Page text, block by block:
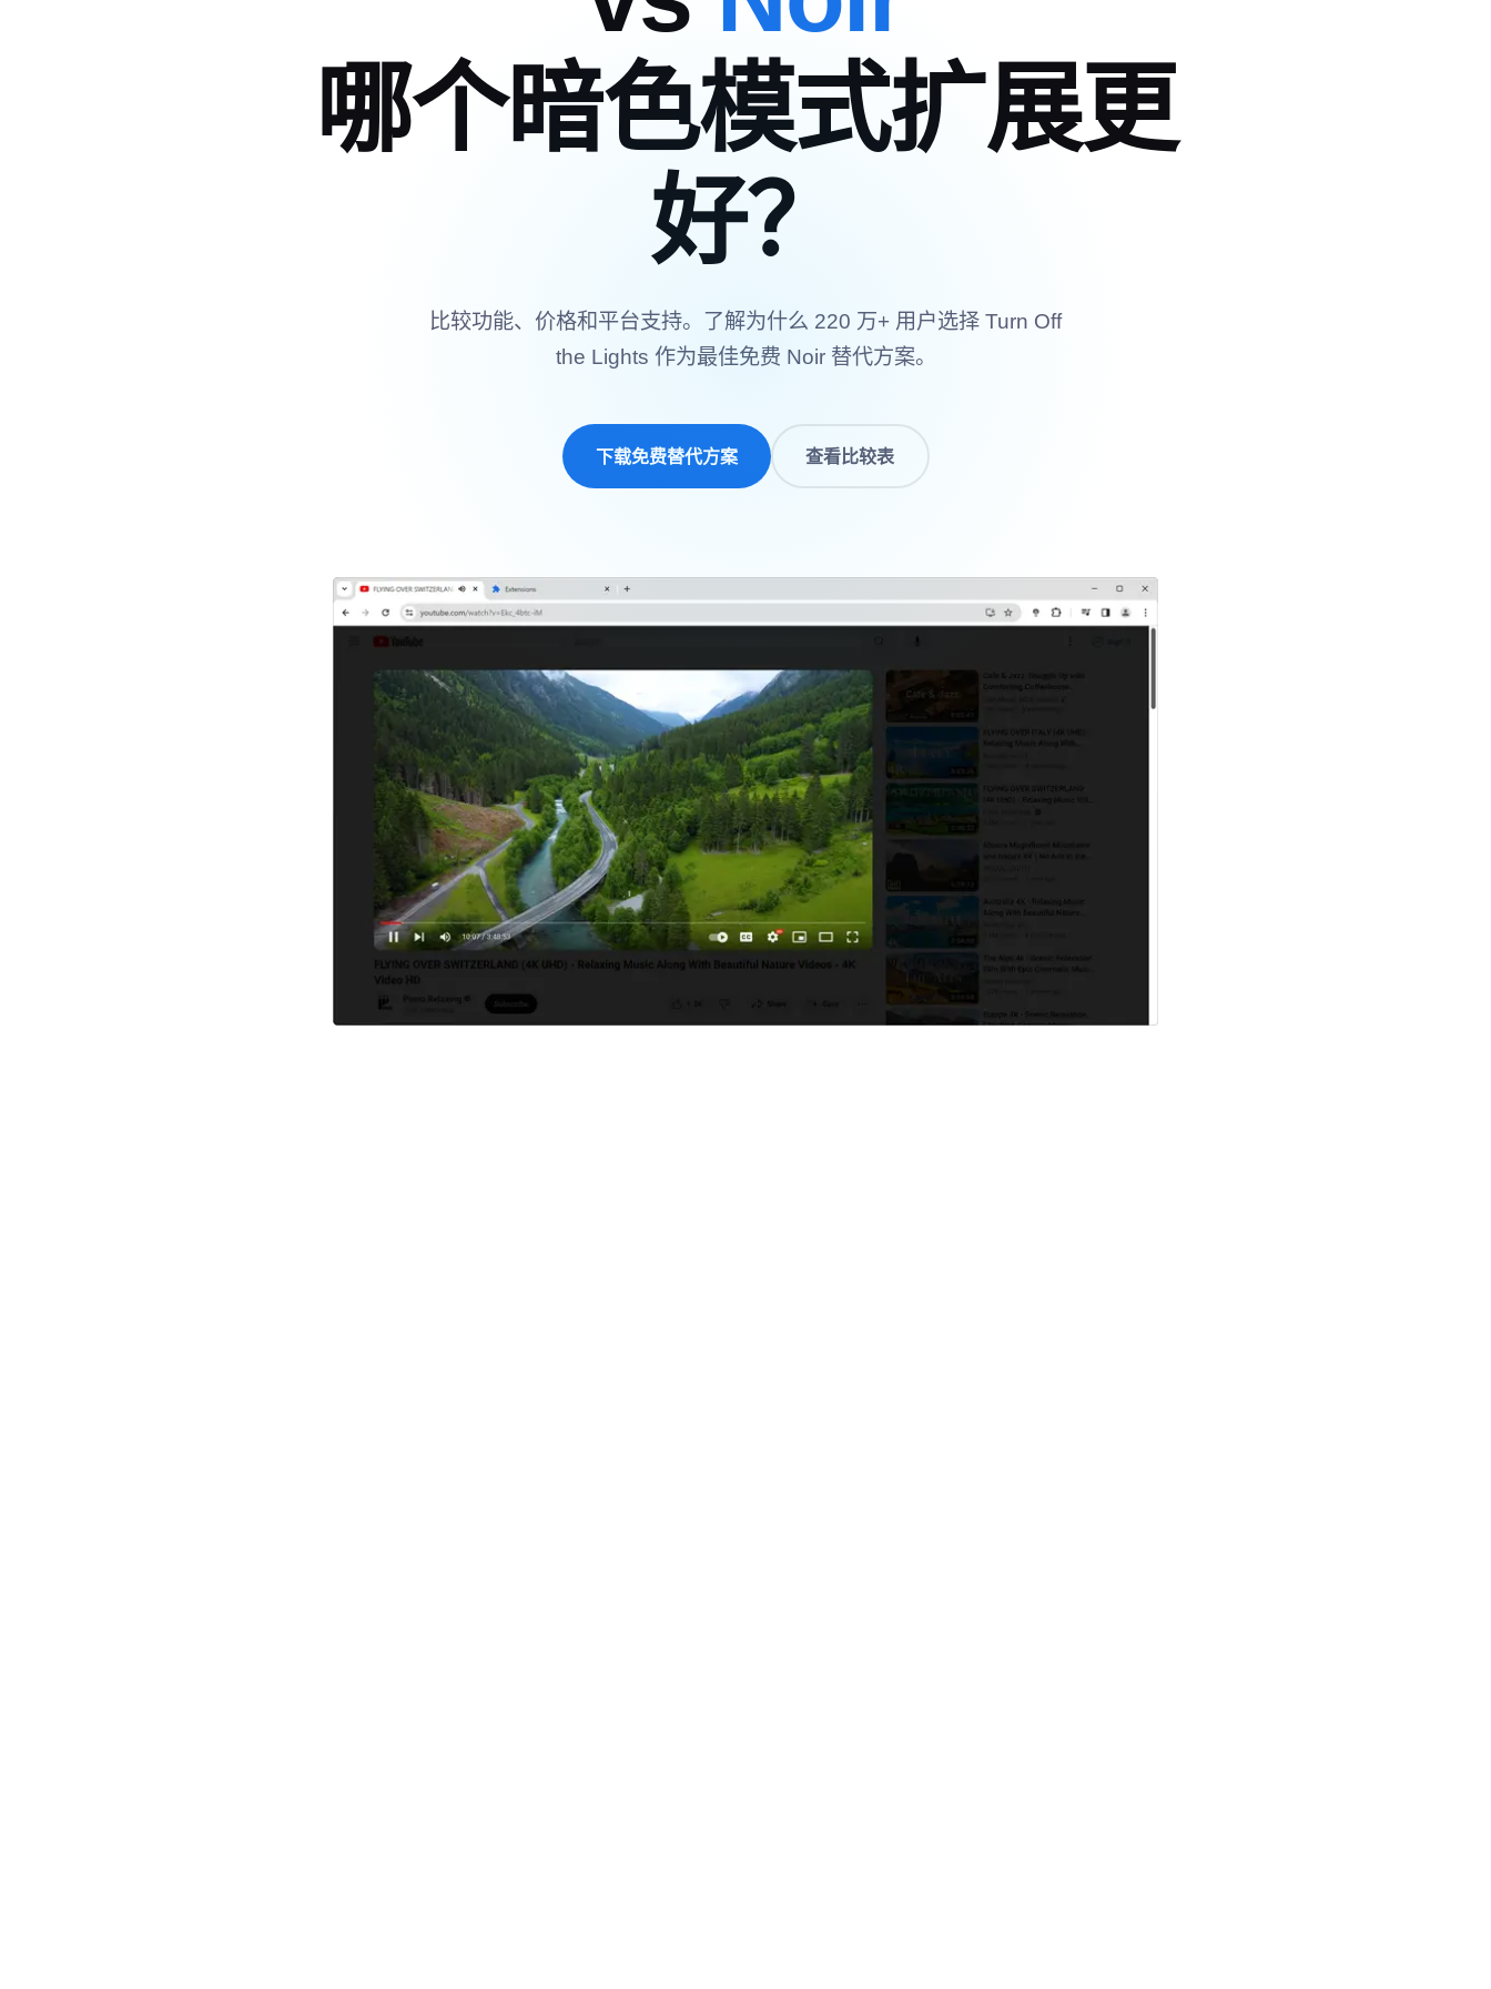
哪个暗色模式扩展更
好？
比较功能、价格和平台支持。了解为什么 220 万+ 用户选择 Turn Off
the Lights 作为最佳免费 Noir 替代方案。
下载免费替代方案 查看比较表